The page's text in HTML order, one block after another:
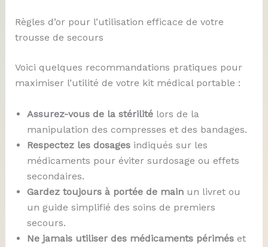
Règles d’or pour l’utilisation efficace de votre
trousse de secours
Voici quelques recommandations pratiques pour
maximiser l’utilité de votre kit médical portable :
Assurez-vous de la stérilitélors de la
manipulation des compresses et des bandages.
Respectez les dosagesindiqués sur les
médicaments pour éviter surdosage ou effets
secondaires.
Gardez toujours à portée de mainun livret ou
un guide simplifié des soins de premiers
secours.
Ne jamais utiliser des médicaments périméset